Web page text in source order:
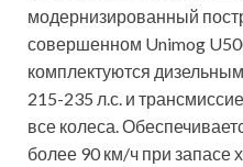
модернизированный
совершенном Unimog
комплектуются
215-235 л.с. и
все колеса.
более 90 км/ч при запасе